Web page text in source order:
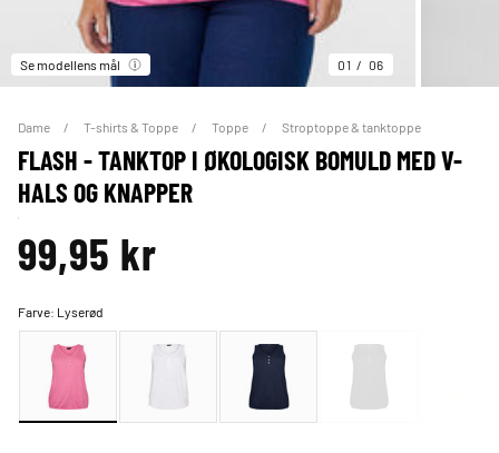
Se modellens mål 01 06
Dame T-shirts & Toppe Toppe Stroptoppe & tanktoppe
FLASH - TANKTOP I ØKOLOGISK BOMULD MED V-
HALS OG KNAPPER
99,95 kr
Farve: Lyserød